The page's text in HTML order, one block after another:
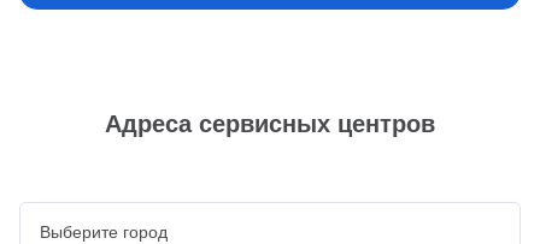
Адреса сервисных центров